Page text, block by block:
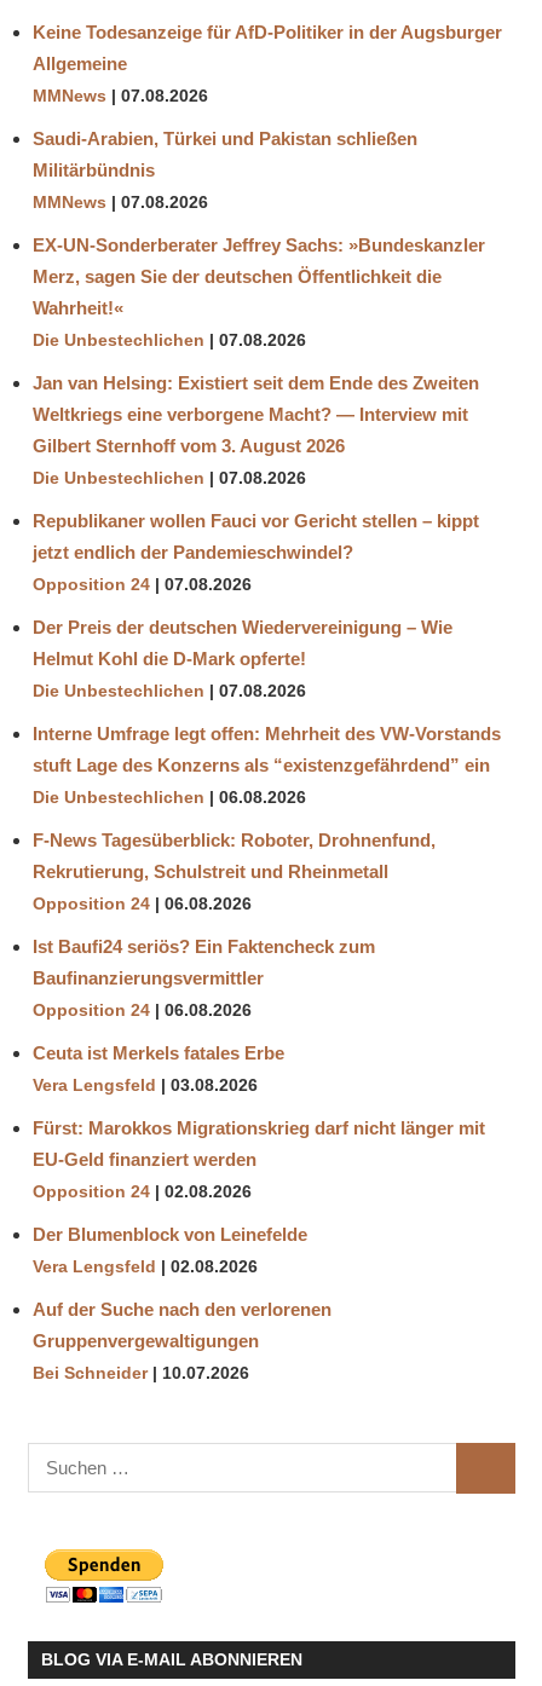
Keine Todesanzeige für AfD-Politiker in der Augsburger
Allgemeine
MMNews 07.08.2026
Saudi-Arabien, Türkei und Pakistan schließen
Militärbündnis
MMNews 07.08.2026
EX-UN-Sonderberater Jeffrey Sachs: »Bundeskanzler
Merz, sagen Sie der deutschen Öffentlichkeit die
Wahrheit!«
Die Unbestechlichen 07.08.2026
Jan van Helsing: Existiert seit dem Ende des Zweiten
Weltkriegs eine verborgene Macht? — Interview mit
Gilbert Sternhoff vom 3. August 2026
Die Unbestechlichen 07.08.2026
Republikaner wollen Fauci vor Gericht stellen – kippt
jetzt endlich der Pandemieschwindel?
Opposition 24 07.08.2026
Der Preis der deutschen Wiedervereinigung – Wie
Helmut Kohl die D‑Mark opferte!
Die Unbestechlichen 07.08.2026
Interne Umfrage legt offen: Mehrheit des VW-Vorstands
stuft Lage des Konzerns als “existenzgefährdend” ein
Die Unbestechlichen 06.08.2026
F-News Tagesüberblick: Roboter, Drohnenfund,
Rekrutierung, Schulstreit und Rheinmetall
Opposition 24 06.08.2026
Ist Baufi24 seriös? Ein Faktencheck zum
Baufinanzierungsvermittler
Opposition 24 06.08.2026
Ceuta ist Merkels fatales Erbe
Vera Lengsfeld 03.08.2026
Fürst: Marokkos Migrationskrieg darf nicht länger mit
EU-Geld finanziert werden
Opposition 24 02.08.2026
Der Blumenblock von Leinefelde
Vera Lengsfeld 02.08.2026
Auf der Suche nach den verlorenen
Gruppenvergewaltigungen
Bei Schneider 10.07.2026
Suchen
nach:
BLOG VIA E-MAIL ABONNIEREN